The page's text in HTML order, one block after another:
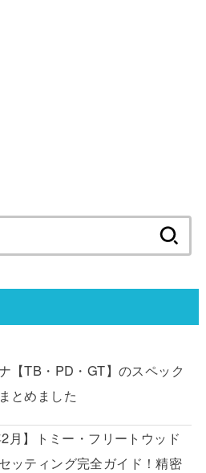
索:
【TB・PD・GT】のスペック
とめました
2月】トミー・フリートウッド
ッティング完全ガイド！精密